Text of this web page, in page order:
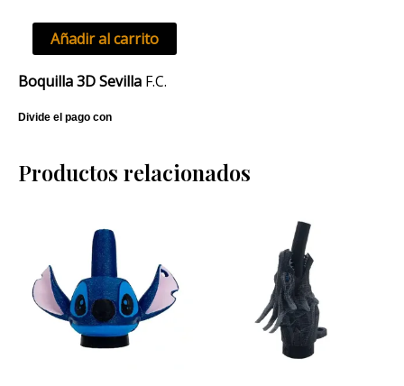
Añadir al carrito
Boquilla 3D Sevilla F.C.
Productos relacionados